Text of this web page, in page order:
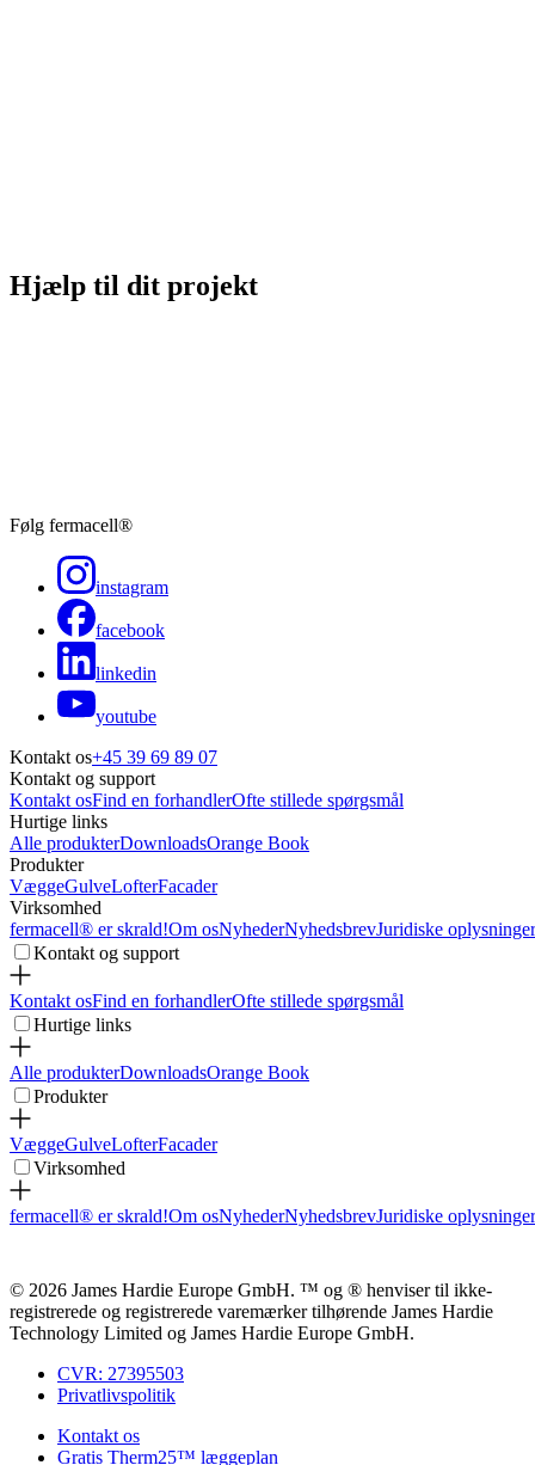
Hjælp til dit projekt
Følg fermacell®
instagram
facebook
linkedin
youtube
Kontakt os+45 39 69 89 07
Kontakt og support
Kontakt osFind en forhandlerOfte stillede spørgsmål
Hurtige links
Alle produkterDownloadsOrange Book
Produkter
VæggeGulveLofterFacader
Virksomhed
fermacell® er skrald!Om osNyhederNyhedsbrevJuridiske oplysninger
Kontakt og support
Kontakt osFind en forhandlerOfte stillede spørgsmål
Hurtige links
Alle produkterDownloadsOrange Book
Produkter
VæggeGulveLofterFacader
Virksomhed
fermacell® er skrald!Om osNyhederNyhedsbrevJuridiske oplysninger
© 2026 James Hardie Europe GmbH. ™ og ® henviser til ikke-
registrerede og registrerede varemærker tilhørende James Hardie
Technology Limited og James Hardie Europe GmbH.
CVR: 27395503
Privatlivspolitik
Kontakt os
Gratis Therm25™ læggeplan